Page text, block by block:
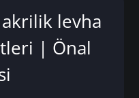
levha
| Önal